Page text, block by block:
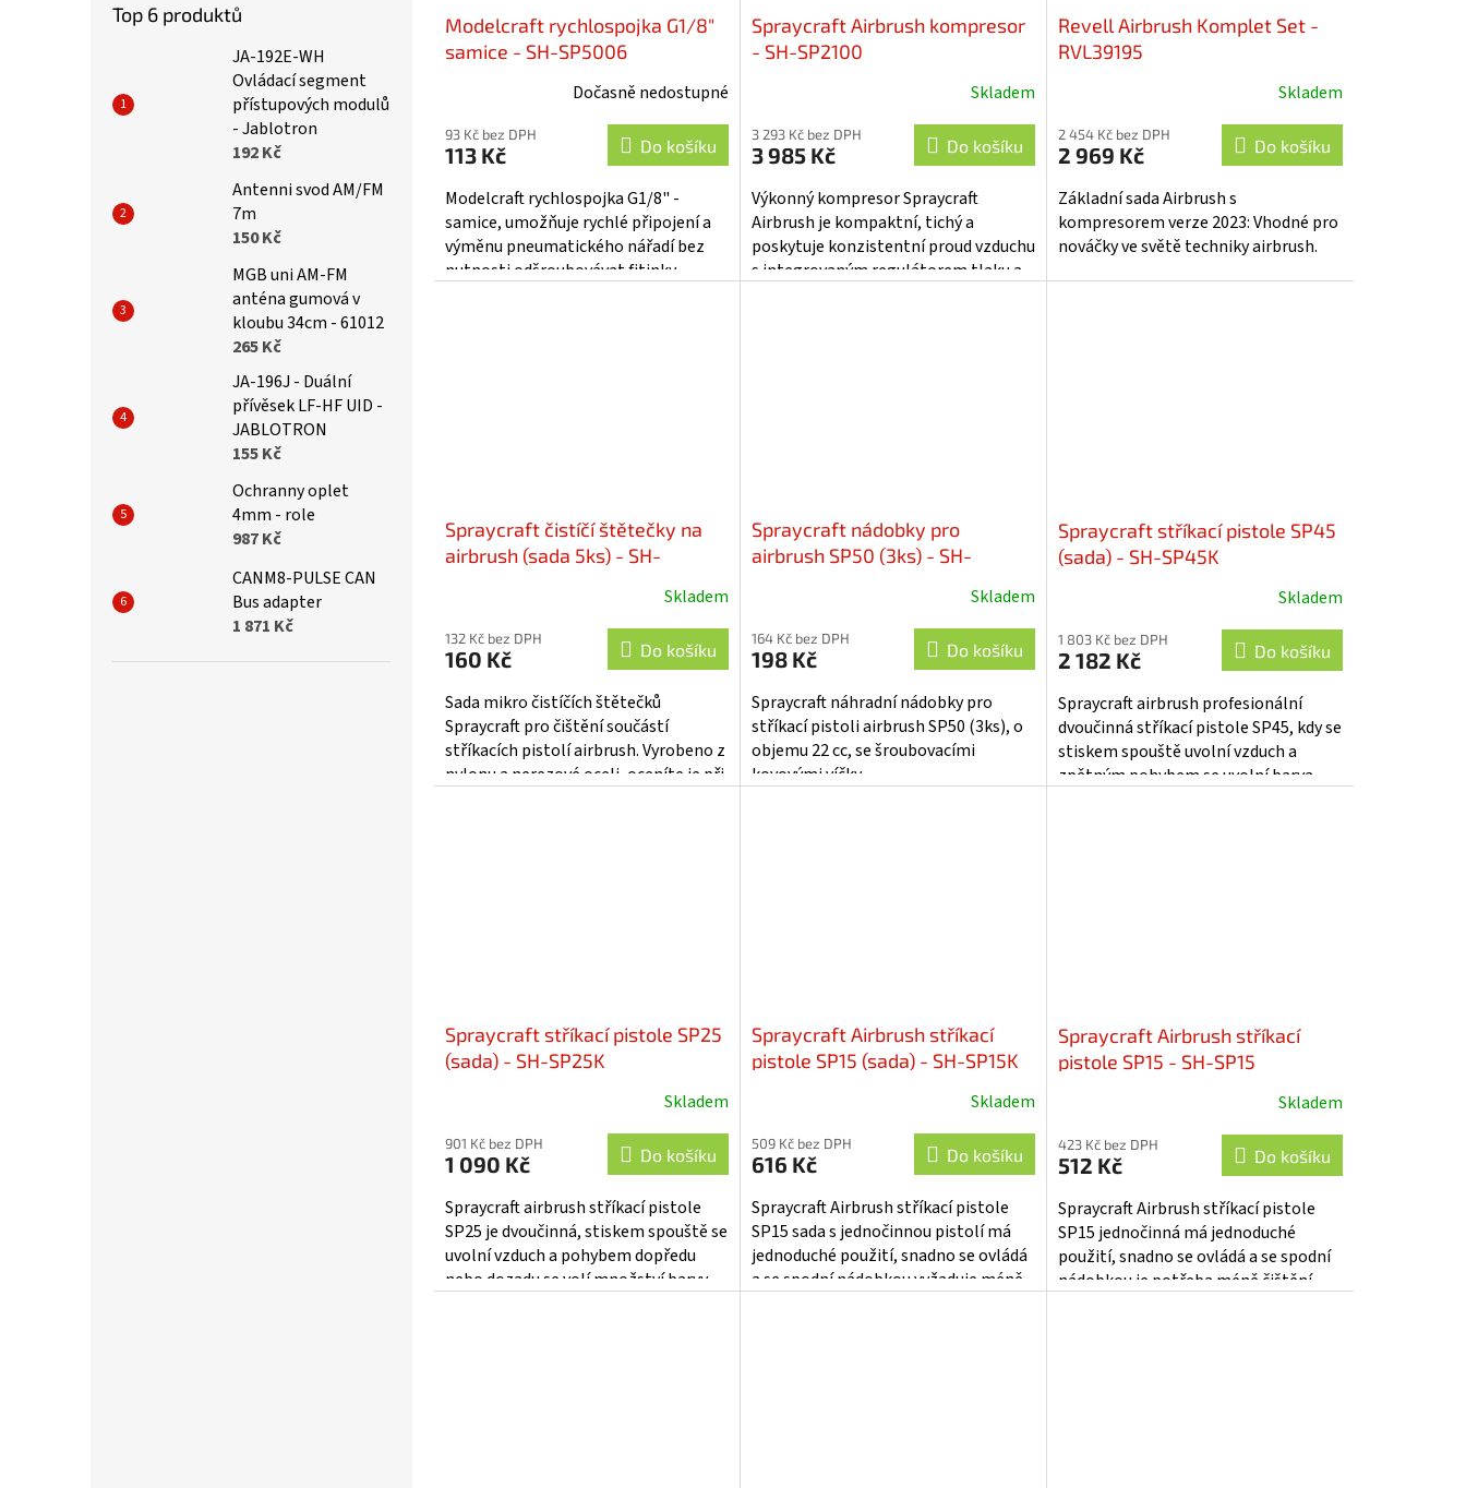
Top 6 produktů
JA-192E-WH
Ovládací segment
přístupových modulů
- Jablotron
192 Kč
Antenni svod AM/FM
7m
150 Kč
MGB uni AM-FM
anténa gumová v
kloubu 34cm - 61012
265 Kč
JA-196J - Duální
přívěsek LF-HF UID -
JABLOTRON
155 Kč
Ochranny oplet
4mm - role
987 Kč
CANM8-PULSE CAN
Bus adapter
1 871 Kč
Modelcraft rychlospojka G1/8"
samice - SH-SP5006
Dočasně nedostupné
93 Kč bez DPH
113 Kč Do košíku
Modelcraft rychlospojka G1/8" -
samice, umožňuje rychlé připojení a
výměnu pneumatického nářadí bez
nutnosti odšroubovávat fitinky,
Spraycraft Airbrush kompresor
- SH-SP2100
produktu
je
4,7
z
5
hvězdiček.
Skladem
3 293 Kč bez DPH
3 985 Kč Do košíku
Výkonný kompresor Spraycraft
Airbrush je kompaktní, tichý a
poskytuje konzistentní proud vzduchu
s integrovaným regulátorem tlaku a
Revell Airbrush Komplet Set -
RVL39195
Skladem
2 454 Kč bez DPH
2 969 Kč Do košíku
Základní sada Airbrush s
kompresorem verze 2023: Vhodné pro
nováčky ve světě techniky airbrush.
Spraycraft čistíčí štětečky na
airbrush (sada 5ks) - SH-
Skladem
132 Kč bez DPH
160 Kč Do košíku
Sada mikro čistíčích štětečků
Spraycraft pro čištění součástí
stříkacích pistolí airbrush. Vyrobeno z
nylonu a nerezové oceli, oceníte je při
Spraycraft nádobky pro
airbrush SP50 (3ks) - SH-
Skladem
164 Kč bez DPH
198 Kč Do košíku
Spraycraft náhradní nádobky pro
stříkací pistoli airbrush SP50 (3ks), o
objemu 22 cc, se šroubovacími
kovovými víčky.
Spraycraft stříkací pistole SP45
(sada) - SH-SP45K
Skladem
1 803 Kč bez DPH
2 182 Kč Do košíku
Spraycraft airbrush profesionální
dvoučinná stříkací pistole SP45, kdy se
stiskem spouště uvolní vzduch a
zpětným pohybem se uvolní barva.
Spraycraft stříkací pistole SP25
(sada) - SH-SP25K
Skladem
901 Kč bez DPH
1 090 Kč Do košíku
Spraycraft airbrush stříkací pistole
SP25 je dvoučinná, stiskem spouště se
uvolní vzduch a pohybem dopředu
nebo dozadu se volí množství barvy.
Spraycraft Airbrush stříkací
pistole SP15 (sada) - SH-SP15K
Skladem
509 Kč bez DPH
616 Kč Do košíku
Spraycraft Airbrush stříkací pistole
SP15 sada s jednočinnou pistolí má
jednoduché použití, snadno se ovládá
a se spodní nádobkou vyžaduje méně
Spraycraft Airbrush stříkací
pistole SP15 - SH-SP15
Skladem
423 Kč bez DPH
512 Kč Do košíku
Spraycraft Airbrush stříkací pistole
SP15 jednočinná má jednoduché
použití, snadno se ovládá a se spodní
nádobkou je potřeba méně čištění.